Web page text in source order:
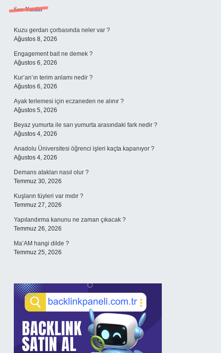
Sidebar
Son Yazılar
Kuzu gerdan çorbasında neler var ?
Ağustos 8, 2026
Engagement bait ne demek ?
Ağustos 6, 2026
Kur’an’ın terim anlamı nedir ?
Ağustos 6, 2026
Ayak terlemesi için eczaneden ne alınır ?
Ağustos 5, 2026
Beyaz yumurta ile sarı yumurta arasındaki fark nedir ?
Ağustos 4, 2026
Anadolu Üniversitesi öğrenci işleri kaçta kapanıyor ?
Ağustos 4, 2026
Demans atakları nasıl olur ?
Temmuz 30, 2026
Kuşların tüyleri var mıdır ?
Temmuz 27, 2026
Yapılandırma kanunu ne zaman çıkacak ?
Temmuz 26, 2026
Ma’AM hangi dilde ?
Temmuz 25, 2026